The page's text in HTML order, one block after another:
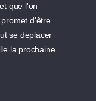
que l'on
d'être
se deplacer
la prochaine